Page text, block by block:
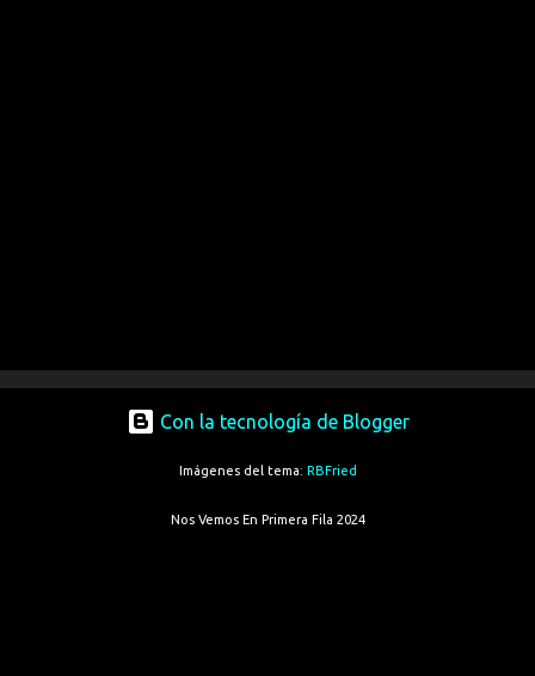
Con la tecnología de Blogger
Imágenes del tema: RBFried
Nos Vemos En Primera Fila 2024